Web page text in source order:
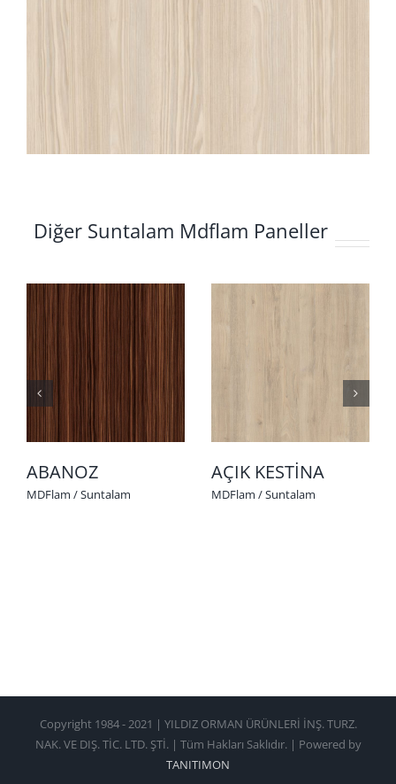
Diğer Suntalam Mdflam Paneller
ABANOZ
MDFlam / Suntalam
AÇIK KESTİNA
MDFlam / Suntalam
Copyright 1984 - 2021 | YILDIZ ORMAN ÜRÜNLERİ İNŞ. TURZ.
NAK. VE DIŞ. TİC. LTD. ŞTİ. | Tüm Hakları Saklıdır. | Powered by
TANITIMON